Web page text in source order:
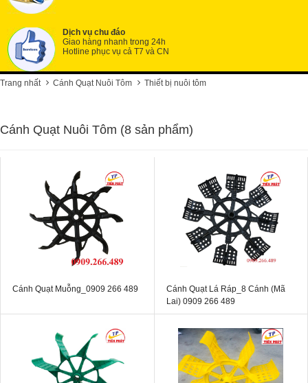
Dịch vụ chu đáo
Giao hàng nhanh trong 24h
Hotline phục vụ cả T7 và CN
Trang nhất Cánh Quạt Nuôi Tôm Thiết bị nuôi tôm
Cánh Quạt Nuôi Tôm (8 sản phẩm)
Cánh Quạt Muỗng_0909 266 489
Cánh Quạt Lá Ráp_8 Cánh (Mã
Lai) 0909 266 489